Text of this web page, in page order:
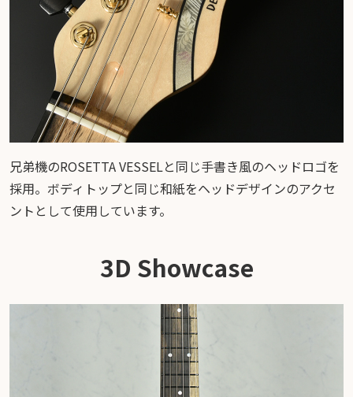
兄弟機のROSETTA VESSELと同じ手書き風のヘッドロゴを
採用。ボディトップと同じ和紙をヘッドデザインのアクセ
ントとして使用しています。
3D Showcase